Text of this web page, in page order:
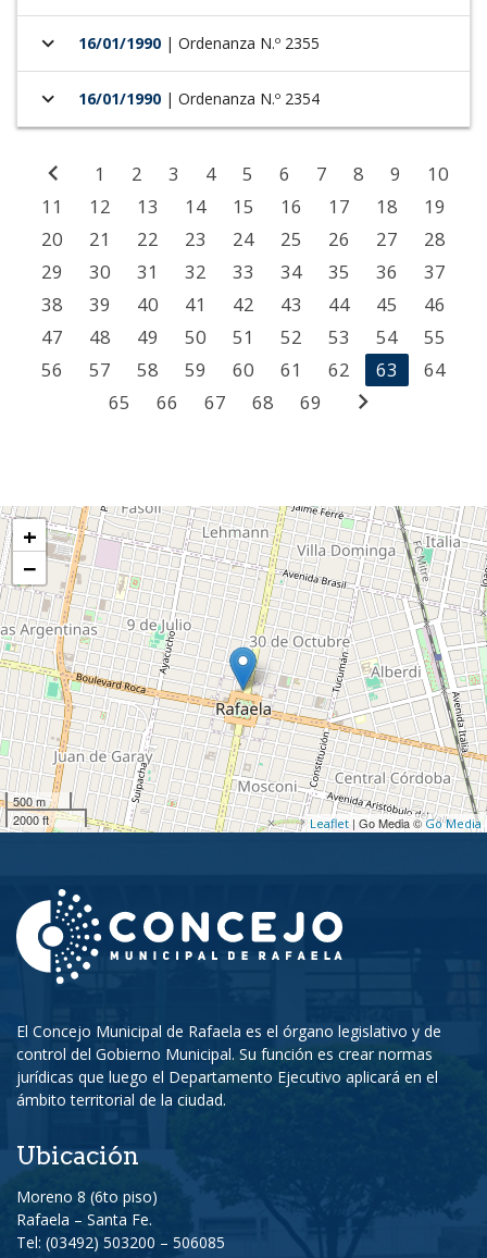
keyboard_arrow_down 16/01/1990 | Ordenanza N.º 2355
keyboard_arrow_down 16/01/1990 | Ordenanza N.º 2354
chevron_left 1 2 3 4 5 6 7 8 9
10
11
12 13 14 15 16 17 18
19
20
21 22 23 24 25 26 27
28
29
30 31 32 33 34 35 36
37
38
39 40 41 42 43 44 45
46
47
48 49 50 51 52 53 54
55
56
57 58 59 60 61 62 63
64
65
66 67 68 69 chevron_right
+
−
500 m
2000 ft
Leaflet| Go Media ©Go Media
El Concejo Municipal de Rafaela es el órgano legislativo y de
control del Gobierno Municipal. Su función es crear normas
jurídicas que luego el Departamento Ejecutivo aplicará en el
ámbito territorial de la ciudad.
Ubicación
Moreno 8 (6to piso)
Rafaela – Santa Fe.
Tel: (03492) 503200 – 506085